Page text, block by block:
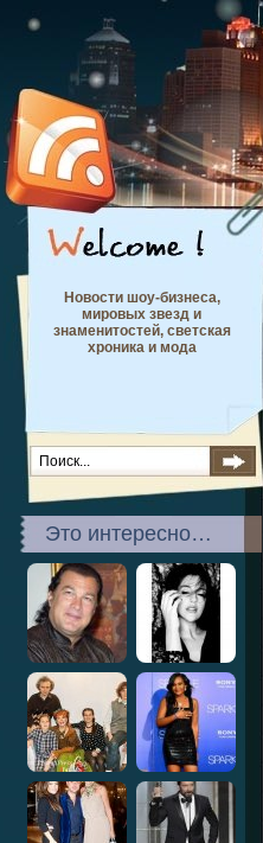
Новости шоу-бизнеса,
мировых звезд и
знаменитостей, светская
хроника и мода
Это интересно…